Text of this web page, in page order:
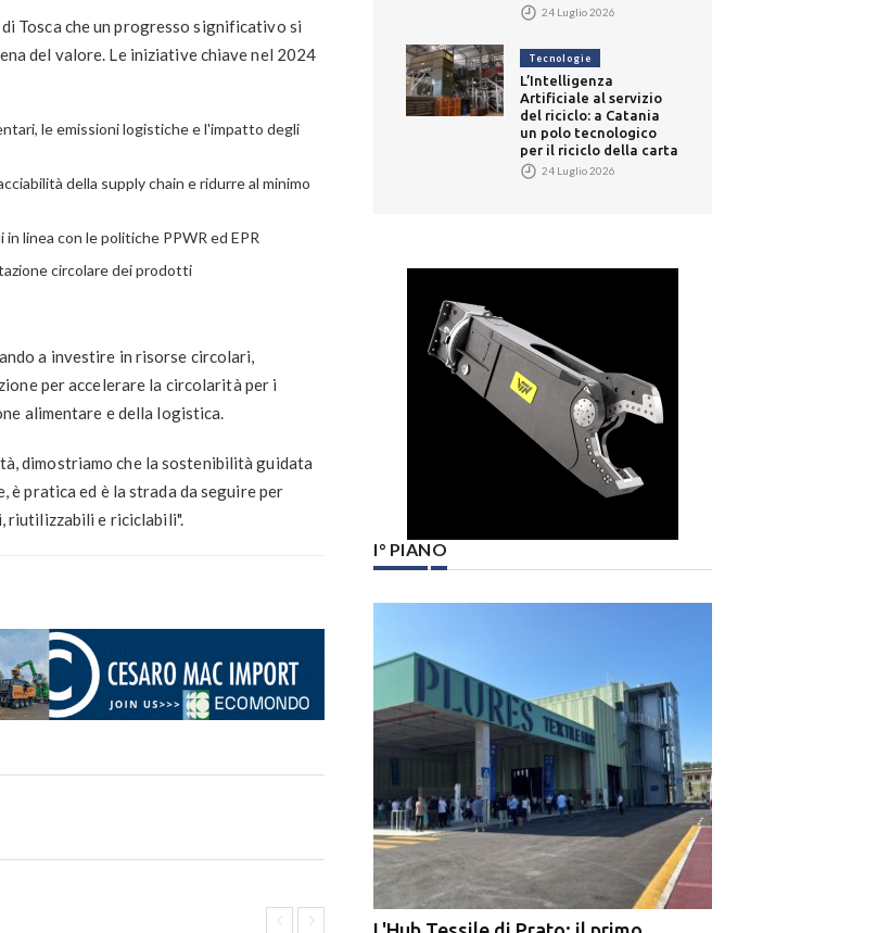
Tosca che un progresso significativo si
del valore. Le iniziative chiave nel 2024
le emissioni logistiche e l'impatto degli
della supply chain e ridurre al minimo
linea con le politiche PPWR ed EPR
circolare dei prodotti
a investire in risorse circolari,
per accelerare la circolarità per i
alimentare e della logistica.
dimostriamo che la sostenibilità guidata
è pratica ed è la strada da seguire per
riutilizzabili e riciclabili".
24 Luglio 2026
Tecnologie
L’Intelligenza
Artificiale al servizio
del riciclo: a Catania
un polo tecnologico
per il riciclo della carta
24 Luglio 2026
I° PIANO